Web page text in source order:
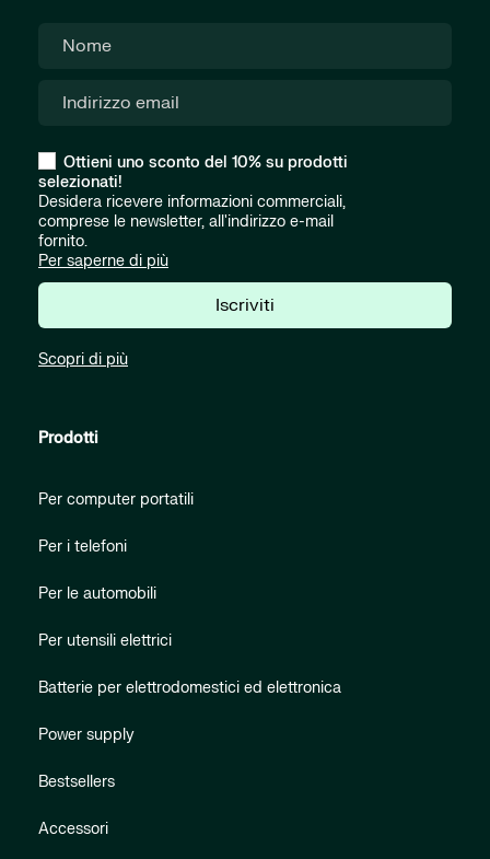
Ottieni uno sconto del 10% su prodotti
selezionati!
Desidera ricevere informazioni commerciali,
comprese le newsletter, all'indirizzo e-mail
fornito.
Per saperne di più
Iscriviti
Scopri di più
Prodotti
Per computer portatili
Per i telefoni
Per le automobili
Per utensili elettrici
Batterie per elettrodomestici ed elettronica
Power supply
Bestsellers
Accessori